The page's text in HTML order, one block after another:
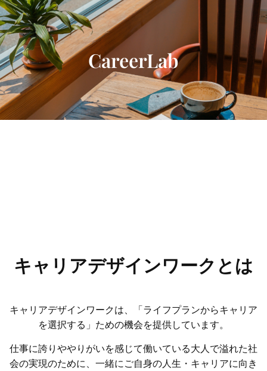
内
容
を
ス
キ
ッ
プ
CareerLab
キャリアデザインワークとは
キャリアデザインワークは、「ライフプランからキャリア
を選択する」ための機会を提供しています。
仕事に誇りややりがいを感じて働いている大人で溢れた社
会の実現のために、一緒にご自身の人生・キャリアに向き